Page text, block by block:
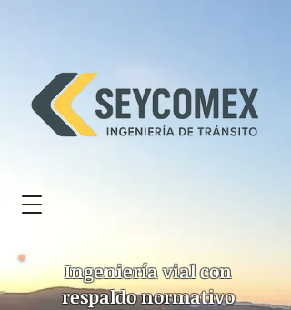
Ingeniería vial con
respaldo normativo